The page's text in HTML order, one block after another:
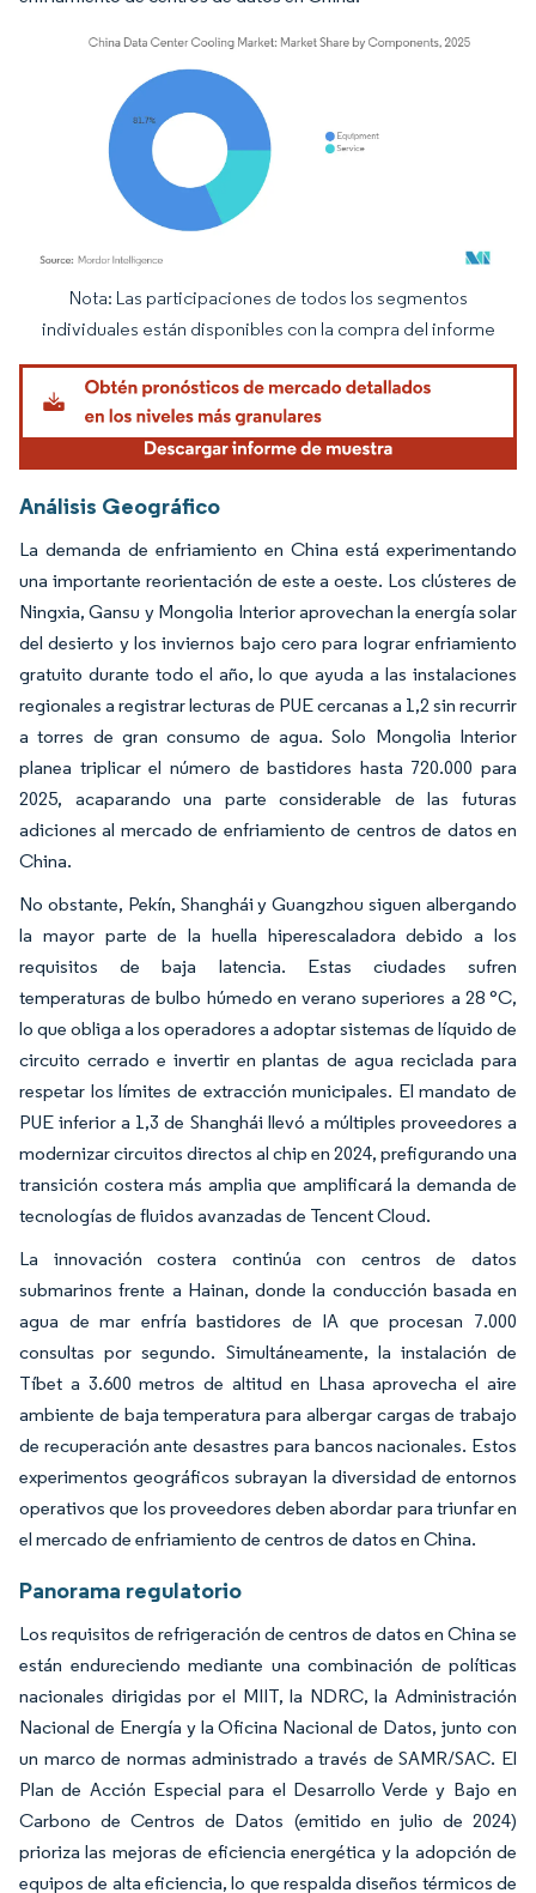
Imagen © Mordor Intelligence. El uso requiere atribución según CC BY 4.0.
Nota: Las participaciones de todos los segmentos
individuales están disponibles con la compra del informe
Análisis Geográfico
La demanda de enfriamiento en China está experimentando
una importante reorientación de este a oeste. Los clústeres de
Ningxia, Gansu y Mongolia Interior aprovechan la energía solar
del desierto y los inviernos bajo cero para lograr enfriamiento
gratuito durante todo el año, lo que ayuda a las instalaciones
regionales a registrar lecturas de PUE cercanas a 1,2 sin recurrir
a torres de gran consumo de agua. Solo Mongolia Interior
planea triplicar el número de bastidores hasta 720.000 para
2025, acaparando una parte considerable de las futuras
adiciones al mercado de enfriamiento de centros de datos en
China.
No obstante, Pekín, Shanghái y Guangzhou siguen albergando
la mayor parte de la huella hiperescaladora debido a los
requisitos de baja latencia. Estas ciudades sufren
temperaturas de bulbo húmedo en verano superiores a 28 °C,
lo que obliga a los operadores a adoptar sistemas de líquido de
circuito cerrado e invertir en plantas de agua reciclada para
respetar los límites de extracción municipales. El mandato de
PUE inferior a 1,3 de Shanghái llevó a múltiples proveedores a
modernizar circuitos directos al chip en 2024, prefigurando una
transición costera más amplia que amplificará la demanda de
tecnologías de fluidos avanzadas de Tencent Cloud.
La innovación costera continúa con centros de datos
submarinos frente a Hainan, donde la conducción basada en
agua de mar enfría bastidores de IA que procesan 7.000
consultas por segundo. Simultáneamente, la instalación de
Tíbet a 3.600 metros de altitud en Lhasa aprovecha el aire
ambiente de baja temperatura para albergar cargas de trabajo
de recuperación ante desastres para bancos nacionales. Estos
experimentos geográficos subrayan la diversidad de entornos
operativos que los proveedores deben abordar para triunfar en
el mercado de enfriamiento de centros de datos en China.
Panorama regulatorio
Los requisitos de refrigeración de centros de datos en China se
están endureciendo mediante una combinación de políticas
nacionales dirigidas por el MIIT, la NDRC, la Administración
Nacional de Energía y la Oficina Nacional de Datos, junto con
un marco de normas administrado a través de SAMR/SAC. El
Plan de Acción Especial para el Desarrollo Verde y Bajo en
Carbono de Centros de Datos (emitido en julio de 2024)
prioriza las mejoras de eficiencia energética y la adopción de
equipos de alta eficiencia, lo que respalda diseños térmicos de